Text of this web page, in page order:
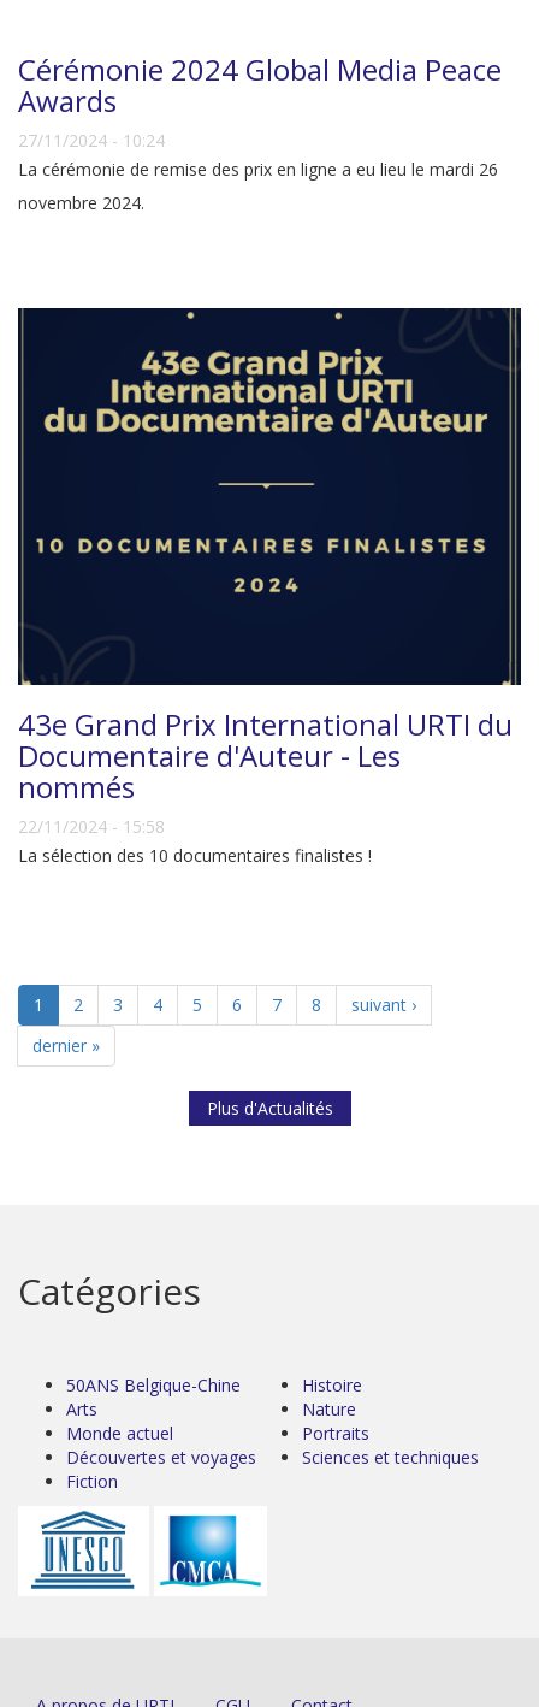
Cérémonie 2024 Global Media Peace
Awards
27/11/2024 - 10:24
La cérémonie de remise des prix en ligne a eu lieu le mardi 26
novembre 2024.
43e Grand Prix International URTI du
Documentaire d'Auteur - Les
nommés
22/11/2024 - 15:58
La sélection des 10 documentaires finalistes !
1 2 3 4 5 6 7 8
suivant ›
dernier »
Plus d'Actualités
Catégories
50ANS Belgique-Chine
Arts
Monde actuel
Découvertes et voyages
Fiction
Histoire
Nature
Portraits
Sciences et techniques